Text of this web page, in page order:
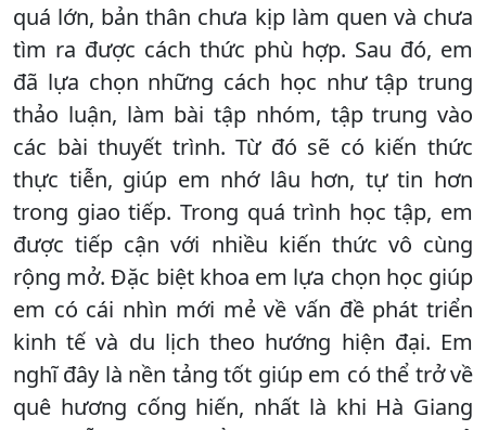
quá lớn, bản thân chưa kịp làm quen và chưa
tìm ra được cách thức phù hợp. Sau đó, em
đã lựa chọn những cách học như tập trung
thảo luận, làm bài tập nhóm, tập trung vào
các bài thuyết trình. Từ đó sẽ có kiến thức
thực tiễn, giúp em nhớ lâu hơn, tự tin hơn
trong giao tiếp. Trong quá trình học tập, em
được tiếp cận với nhiều kiến thức vô cùng
rộng mở. Đặc biệt khoa em lựa chọn học giúp
em có cái nhìn mới mẻ về vấn đề phát triển
kinh tế và du lịch theo hướng hiện đại. Em
nghĩ đây là nền tảng tốt giúp em có thể trở về
quê hương cống hiến, nhất là khi Hà Giang